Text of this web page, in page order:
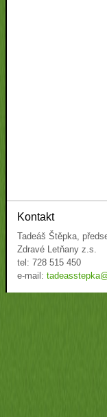
Kontakt
Tadeáš Štěpka,
Zdravé Letňany z.s.
tel: 728 515 450
e-mail: